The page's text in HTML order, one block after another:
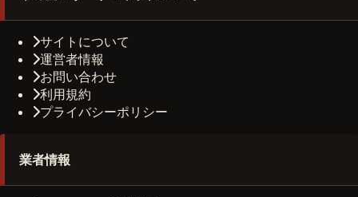
サイトについて
運営者情報
お問い合わせ
利用規約
プライバシーポリシー
業者情報